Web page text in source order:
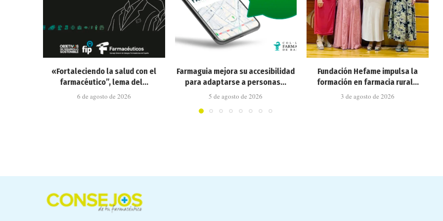
«Fortaleciendo la salud con el
farmacéutico”, lema del...
6 de agosto de 2026
Farmaguia mejora su accesibilidad
para adaptarse a personas...
5 de agosto de 2026
Fundación Hefame impulsa la
formación en farmacia rural...
3 de agosto de 2026